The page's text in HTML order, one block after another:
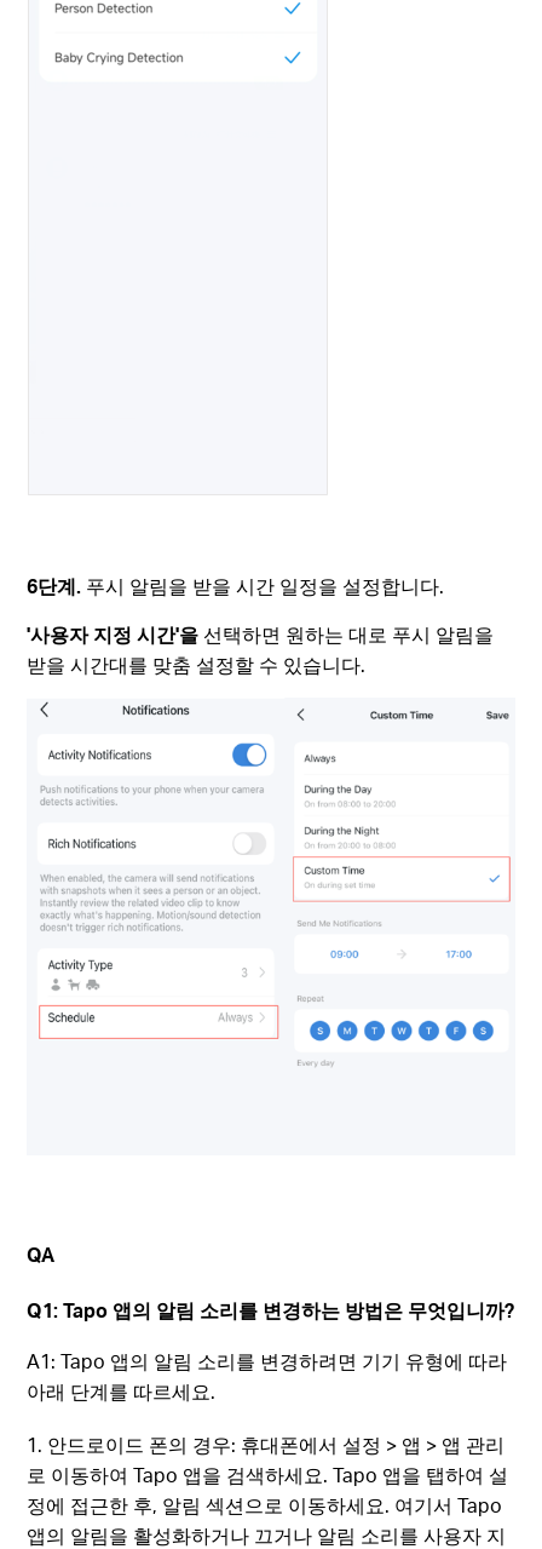
6단계. 푸시 알림을 받을 시간 일정을 설정합니다.
'사용자 지정 시간'을 선택하면 원하는 대로 푸시 알림을
받을 시간대를 맞춤 설정할 수 있습니다.
QA
Q1: Tapo 앱의 알림 소리를 변경하는 방법은 무엇입니까?
A1: Tapo 앱의 알림 소리를 변경하려면 기기 유형에 따라
아래 단계를 따르세요.
1. 안드로이드 폰의 경우: 휴대폰에서 설정 > 앱 > 앱 관리
로 이동하여 Tapo 앱을 검색하세요. Tapo 앱을 탭하여 설
정에 접근한 후, 알림 섹션으로 이동하세요. 여기서 Tapo
앱의 알림을 활성화하거나 끄거나 알림 소리를 사용자 지